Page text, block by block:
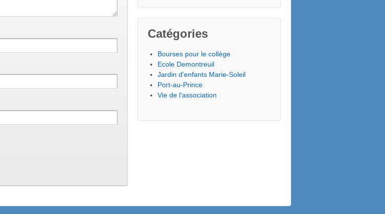
Catégories
Bourses pour le collège
Ecole Demontreuil
Jardin d'enfants Marie-Soleil
Port-au-Prince
Vie de l'association